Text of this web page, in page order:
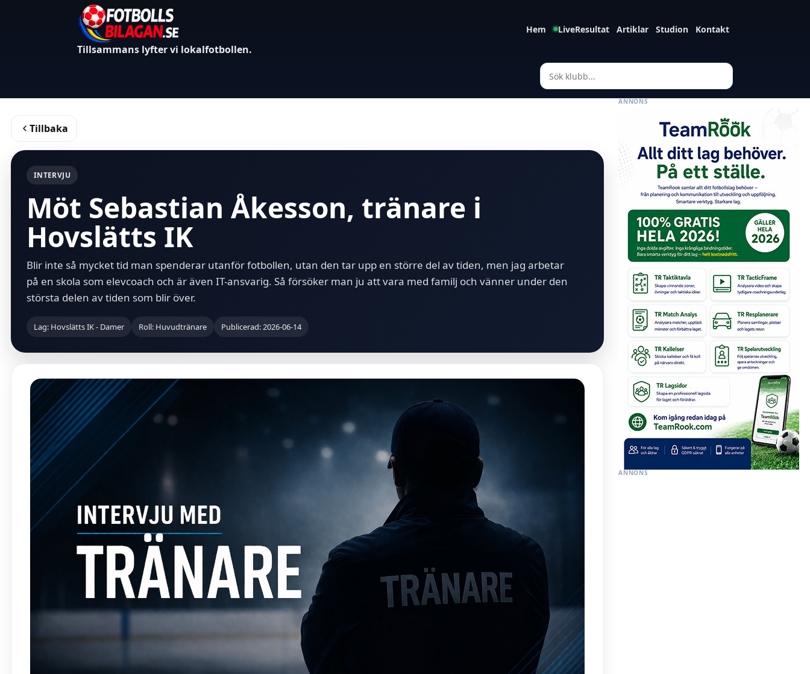
Tillsammans lyfter vi lokalfotbollen.
Hem LiveResultat Artiklar Studion Kontakt
Tillbaka
INTERVJU
Möt Sebastian Åkesson, tränare i
Hovslätts IK
Blir inte så mycket tid man spenderar utanför fotbollen, utan den tar upp en större del av tiden, men jag arbetar
på en skola som elevcoach och är även IT-ansvarig. Så försöker man ju att vara med familj och vänner under den
största delen av tiden som blir över.
Lag: Hovslätts IK - Damer Roll: Huvudtränare Publicerad: 2026-06-14
ANNONS
ANNONS